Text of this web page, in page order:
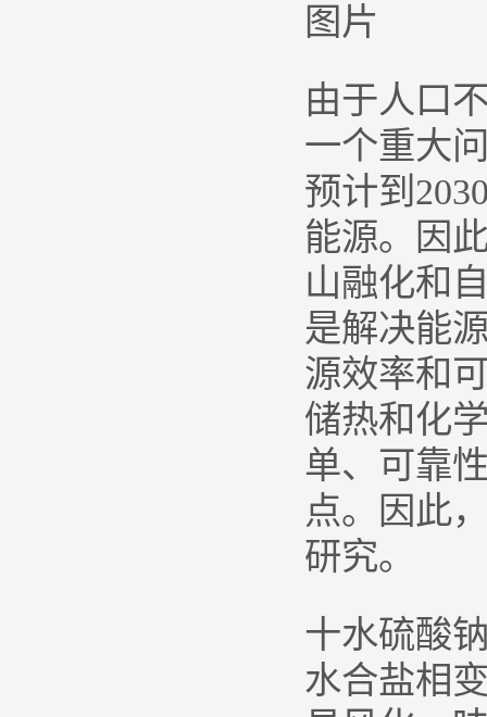
图片
由于人口
一个重大
预计到
能源。因
山融化和
是解决能
源效率和
储热和化
单、可靠
点。因此
研究。
十水硫酸
水合盐相